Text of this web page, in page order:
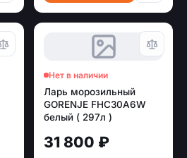
Нет в наличии
Ларь морозильный
GORENJE FHC30A6W
белый ( 297л )
31 800 ₽